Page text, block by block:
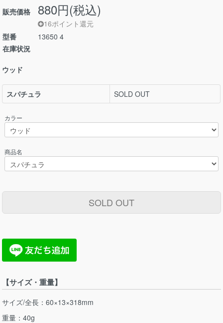
販売価格 880円(税込)
16ポイント還元
型番
13650 4
在庫状況
ウッド
スパチュラ SOLD OUT
カラー
商品名
SOLD OUT
【サイズ・重量】
サイズ/全長：60×13×318mm
重量：40g